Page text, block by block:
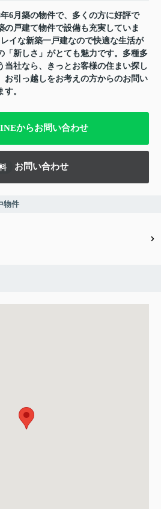
6月築の物件で、多くの方に好評で
の戸建て物件で設備も充実していま
イな新築一戸建なので快適な生活が
「新しさ」がとても魅力です。多種多
当社なら、きっとお客様の住まい探し
お引っ越しをお考えの方からのお問い
。
からお問い合わせ
お問い合わせ
物件